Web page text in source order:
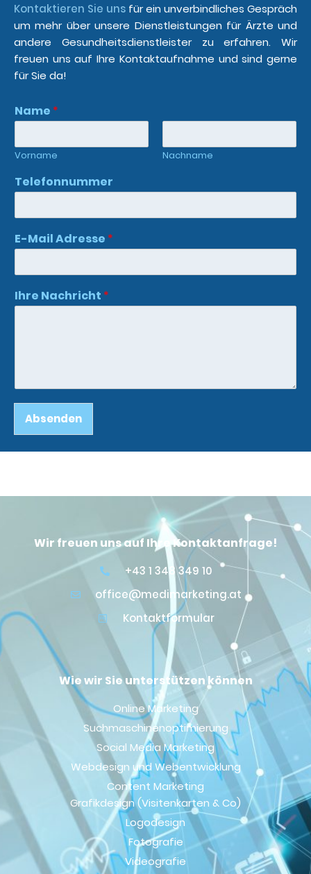
Kontaktieren Sie uns für ein unverbindliches Gespräch
um mehr über unsere Dienstleistungen für Ärzte und
andere Gesundheitsdienstleister zu erfahren. Wir
freuen uns auf Ihre Kontaktaufnahme und sind gerne
für Sie da!
Name *
Vorname Nachname
Telefonnummer
E-Mail Adresse *
Ihre Nachricht *
Absenden
Wir freuen uns auf Ihre Kontaktanfrage!
+43 1 348 349 10
office@medimarketing.at
Kontaktformular
Wie wir Sie unterstützen können
Online Marketing
Suchmaschinenoptimierung
Social Media Marketing
Webdesign und Webentwicklung
Content Marketing
Grafikdesign (Visitenkarten & Co)
Logodesign
Fotografie
Videografie